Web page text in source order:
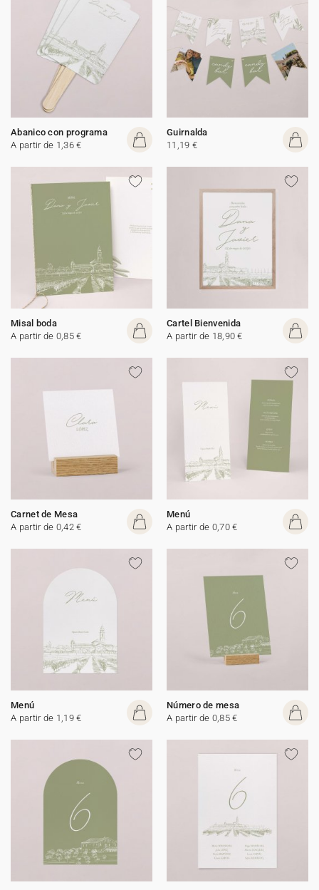
Abanico con programa
A partir de 1,36 €
Guirnalda
11,19 €
Misal boda
A partir de 0,85 €
Cartel Bienvenida
A partir de 18,90 €
Carnet de Mesa
A partir de 0,42 €
Menú
A partir de 0,70 €
Menú
A partir de 1,19 €
Número de mesa
A partir de 0,85 €